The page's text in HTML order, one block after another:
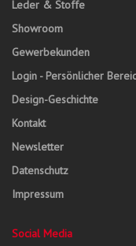
Leder & Stoffe
Showroom
Gewerbekunden
Login - Persönlicher
Design-Geschichte
Kontakt
Newsletter
Datenschutz
Impressum
Social Media